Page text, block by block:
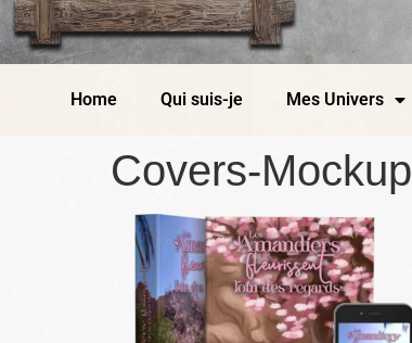
Home Qui suis-je Mes Univers
Covers-Mockup